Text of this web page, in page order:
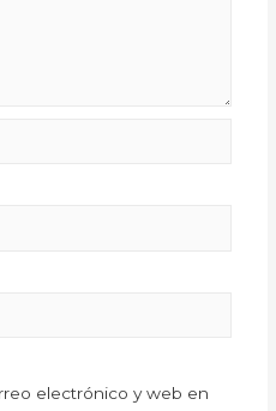
electrónico y web en